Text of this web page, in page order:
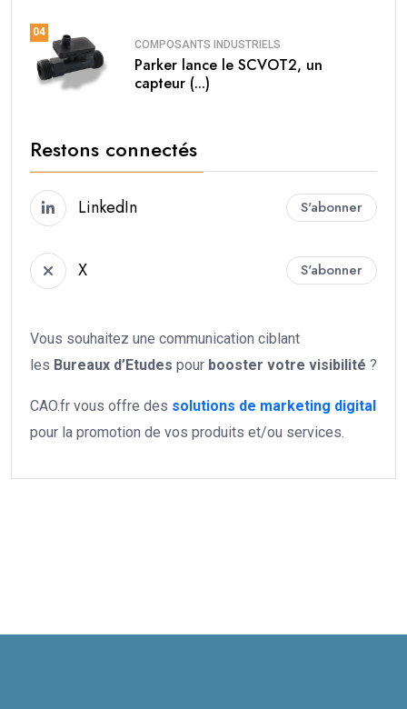
04
COMPOSANTS INDUSTRIELS
Parker lance le SCVOT2, un
capteur (...)
Restons connectés
LinkedIn S'abonner
X S'abonner
Vous souhaitez une communication ciblant
les Bureaux d’Etudes pour booster votre visibilité ?
CAO.fr vous offre des solutions de marketing digital
pour la promotion de vos produits et/ou services.